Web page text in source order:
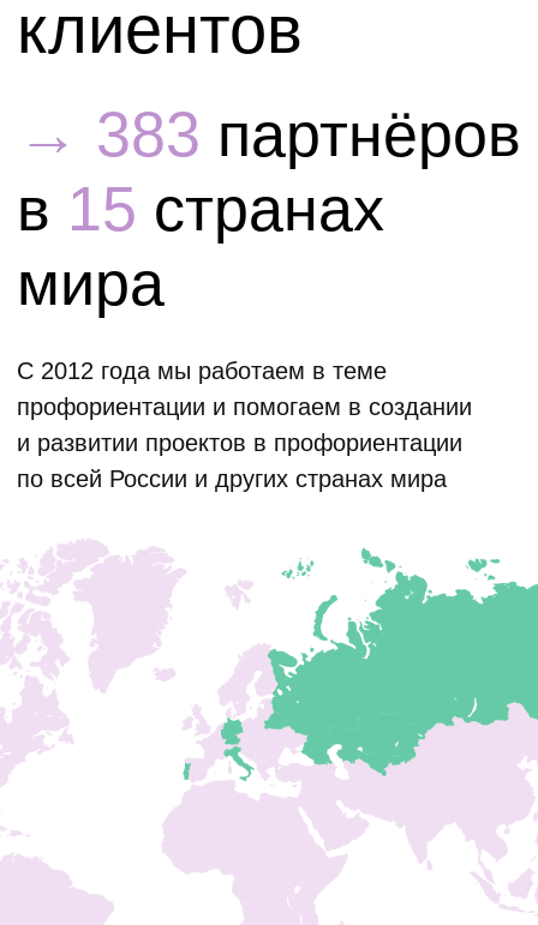
Начните прямо
сейчас – это шанс
расширить свои
возможности
профориентацию на практике –
без рисков и обязательств
Зарегистрироваться
Бесплатный мини-курс